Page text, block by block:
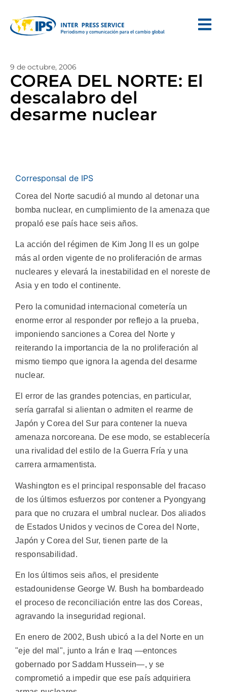
9 de octubre, 2006
COREA DEL NORTE: El
descalabro del
desarme nuclear
Corresponsal de IPS
Corea del Norte sacudió al mundo al detonar una
bomba nuclear, en cumplimiento de la amenaza que
propaló ese país hace seis años.
La acción del régimen de Kim Jong Il es un golpe
más al orden vigente de no proliferación de armas
nucleares y elevará la inestabilidad en el noreste de
Asia y en todo el continente.
Pero la comunidad internacional cometería un
enorme error al responder por reflejo a la prueba,
imponiendo sanciones a Corea del Norte y
reiterando la importancia de la no proliferación al
mismo tiempo que ignora la agenda del desarme
nuclear.
El error de las grandes potencias, en particular,
sería garrafal si alientan o admiten el rearme de
Japón y Corea del Sur para contener la nueva
amenaza norcoreana. De ese modo, se establecería
una rivalidad del estilo de la Guerra Fría y una
carrera armamentista.
Washington es el principal responsable del fracaso
de los últimos esfuerzos por contener a Pyongyang
para que no cruzara el umbral nuclear. Dos aliados
de Estados Unidos y vecinos de Corea del Norte,
Japón y Corea del Sur, tienen parte de la
responsabilidad.
En los últimos seis años, el presidente
estadounidense George W. Bush ha bombardeado
el proceso de reconciliación entre las dos Coreas,
agravando la inseguridad regional.
En enero de 2002, Bush ubicó a la del Norte en un
"eje del mal", junto a Irán e Iraq —entonces
gobernado por Saddam Hussein—, y se
comprometió a impedir que ese país adquiriera